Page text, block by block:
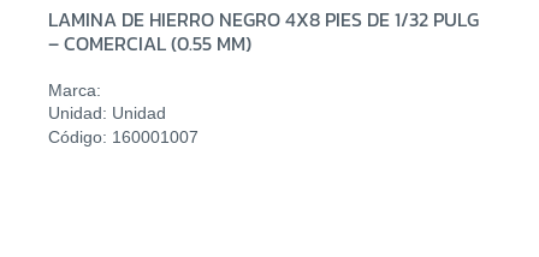
LAMINA DE HIERRO NEGRO 4X8 PIES DE 1/32 PULG
– COMERCIAL (0.55 MM)
Marca:
Unidad: Unidad
Código: 160001007